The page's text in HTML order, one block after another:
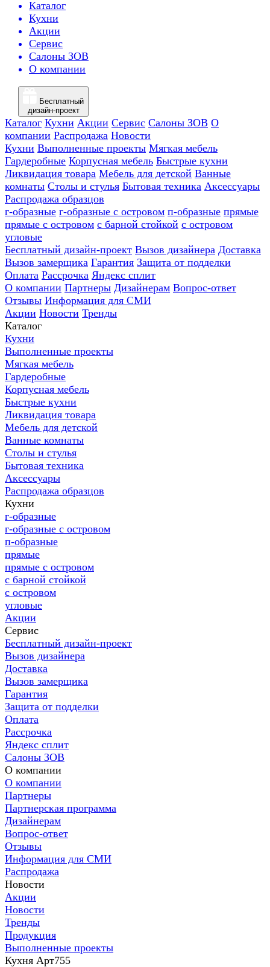
Каталог
Кухни
Акции
Сервис
Салоны ЗОВ
О компании
Бесплатный
дизайн-проект
Каталог Кухни Акции Сервис Салоны ЗОВ О
компании Распродажа Новости
Кухни Выполненные проекты Мягкая мебель
Гардеробные Корпусная мебель Быстрые кухни
Ликвидация товара Мебель для детской Ванные
комнаты Столы и стулья Бытовая техника Аксессуары
Распродажа образцов
г-образные г-образные с островом п-образные прямые
прямые с островом с барной стойкой с островом
угловые
Бесплатный дизайн-проект Вызов дизайнера Доставка
Вызов замерщика Гарантия Защита от подделки
Оплата Рассрочка Яндекс сплит
О компании Партнеры Дизайнерам Вопрос-ответ
Отзывы Информация для СМИ
Акции Новости Тренды
Каталог
Кухни
Выполненные проекты
Мягкая мебель
Гардеробные
Корпусная мебель
Быстрые кухни
Ликвидация товара
Мебель для детской
Ванные комнаты
Столы и стулья
Бытовая техника
Аксессуары
Распродажа образцов
Кухни
г-образные
г-образные с островом
п-образные
прямые
прямые с островом
с барной стойкой
с островом
угловые
Акции
Сервис
Бесплатный дизайн-проект
Вызов дизайнера
Доставка
Вызов замерщика
Гарантия
Защита от подделки
Оплата
Рассрочка
Яндекс сплит
Салоны ЗОВ
О компании
О компании
Партнеры
Партнерская программа
Дизайнерам
Вопрос-ответ
Отзывы
Информация для СМИ
Распродажа
Новости
Акции
Новости
Тренды
Продукция
Выполненные проекты
Кухня Арт755